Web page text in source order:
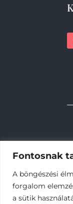
Fontosnak
A böngészési
forgalom
a sütik